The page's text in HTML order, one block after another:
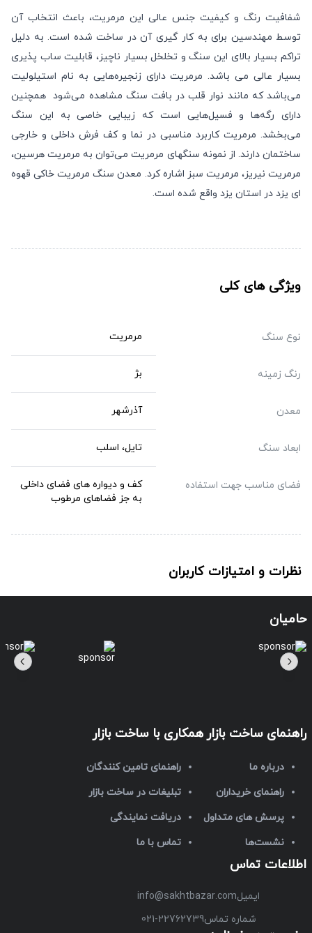
شفافیت رنگ و کیفیت جنس عالی این مرمریت، باعث انتخاب آن
توسط مهندسین برای به کار گیری آن در ساخت شده است. به دلیل
تراکم بسیار بالای این سنگ و تخلخل بسیار ناچیز، قابلیت ساب پذیری
بسیار عالی می باشد. مرمریت دارای زنجیره‌هایی به نام استیلولیت
می‌باشد که مانند نوار قلب در بافت سنگ مشاهده می‌شود همچنین
دارای رگه‌ها و فسیل‌هایی است که زیبایی خاصی به این سنگ
می‌بخشد. مرمریت کاربرد مناسبی در نما و کف فرش داخلی و خارجی
ساختمان دارند. از نمونه سنگهای مرمریت می‌توان به مرمریت هرسین،
مرمریت نیریز، مرمریت سبز اشاره کرد. معدن سنگ مرمریت خاکی قهوه
ای یزد در استان یزد واقع شده است.
ویژگی های کلی
نوع سنگ مرمریت
رنگ زمینه بژ
معدن آذرشهر
ابعاد سنگ تایل، اسلب
فضای مناسب جهت استفاده
کف و دیواره های فضای داخلی
به جز فضاهای مرطوب
نظرات و امتیازات کاربران
حامیان
راهنمای ساخت بازار
درباره ما
راهنمای خریداران
پرسش های متداول
نشست‌ها
همکاری با ساخت بازار
راهنمای تامین کنندگان
تبلیغات در ساخت بازار
دریافت نمایندگی
تماس با ما
اطلاعات تماس
ایمیلinfo@sakhtbazar.com
شماره تماس021-22762739